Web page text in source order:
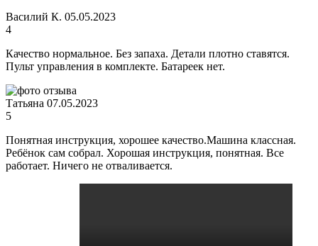
Василий К. 05.05.2023
4
Качество нормальное. Без запаха. Детали плотно ставятся.
Пульт управления в комплекте. Батареек нет.
Татьяна 07.05.2023
5
Понятная инструкция, хорошее качество.Машина классная.
Ребёнок сам собрал. Хорошая инструкция, понятная. Все
работает. Ничего не отваливается.